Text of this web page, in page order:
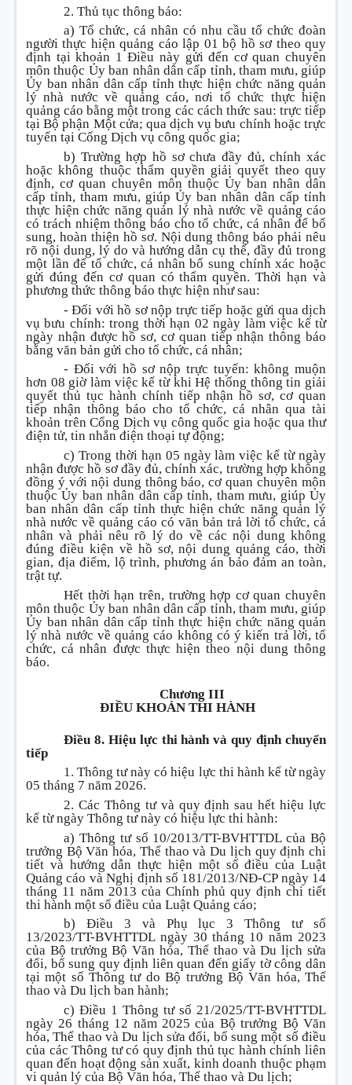
2. Thủ tục thông báo:
a) Tổ chức, cá nhân có nhu cầu tổ chức đoàn
người thực hiện quảng cáo lập 01 bộ hồ sơ theo quy
định tại khoản 1 Điều này gửi đến cơ quan chuyên
môn thuộc Ủy ban nhân dân cấp tỉnh, tham mưu, giúp
Ủy ban nhân dân cấp tỉnh thực hiện chức năng quản
lý nhà nước về quảng cáo, nơi tổ chức thực hiện
quảng cáo bằng một trong các cách thức sau: trực tiếp
tại Bộ phận Một cửa; qua dịch vụ bưu chính hoặc trực
tuyến tại Cổng Dịch vụ công quốc gia;
b) Trường hợp hồ sơ chưa đầy đủ, chính xác
hoặc không thuộc thẩm quyền giải quyết theo quy
định, cơ quan chuyên môn thuộc Ủy ban nhân dân
cấp tỉnh, tham mưu, giúp Ủy ban nhân dân cấp tỉnh
thực hiện chức năng quản lý nhà nước về quảng cáo
có trách nhiệm thông báo cho tổ chức, cá nhân để bổ
sung, hoàn thiện hồ sơ. Nội dung thông báo phải nêu
rõ nội dung, lý do và hướng dẫn cụ thể, đầy đủ trong
một lần để tổ chức, cá nhân bổ sung chính xác hoặc
gửi đúng đến cơ quan có thẩm quyền. Thời hạn và
phương thức thông báo thực hiện như sau:
- Đối với hồ sơ nộp trực tiếp hoặc gửi qua dịch
vụ bưu chính: trong thời hạn 02 ngày làm việc kể từ
ngày nhận được hồ sơ, cơ quan tiếp nhận thông báo
bằng văn bản gửi cho tổ chức, cá nhân;
- Đối với hồ sơ nộp trực tuyến: không muộn
hơn 08 giờ làm việc kể từ khi Hệ thống thông tin giải
quyết thủ tục hành chính tiếp nhận hồ sơ, cơ quan
tiếp nhận thông báo cho tổ chức, cá nhân qua tài
khoản trên Cổng Dịch vụ công quốc gia hoặc qua thư
điện tử, tin nhắn điện thoại tự động;
c) Trong thời hạn 05 ngày làm việc kể từ ngày
nhận được hồ sơ đầy đủ, chính xác, trường hợp không
đồng ý với nội dung thông báo, cơ quan chuyên môn
thuộc Ủy ban nhân dân cấp tỉnh, tham mưu, giúp Ủy
ban nhân dân cấp tỉnh thực hiện chức năng quản lý
nhà nước về quảng cáo có văn bản trả lời tổ chức, cá
nhân và phải nêu rõ lý do về các nội dung không
đúng điều kiện về hồ sơ, nội dung quảng cáo, thời
gian, địa điểm, lộ trình, phương án bảo đảm an toàn,
trật tự.
Hết thời hạn trên, trường hợp cơ quan chuyên
môn thuộc Ủy ban nhân dân cấp tỉnh, tham mưu, giúp
Ủy ban nhân dân cấp tỉnh thực hiện chức năng quản
lý nhà nước về quảng cáo không có ý kiến trả lời, tổ
chức, cá nhân được thực hiện theo nội dung thông
báo.
Chương III
ĐIỀU KHOẢN THI HÀNH
Điều 8. Hiệu lực thi hành và quy định chuyển
tiếp
1. Thông tư này có hiệu lực thi hành kể từ ngày
05 tháng 7 năm 2026.
2. Các Thông tư và quy định sau hết hiệu lực
kể từ ngày Thông tư này có hiệu lực thi hành:
a) Thông tư số 10/2013/TT-BVHTTDL của Bộ
trưởng Bộ Văn hóa, Thể thao và Du lịch quy định chi
tiết và hướng dẫn thực hiện một số điều của Luật
Quảng cáo và Nghị định số 181/2013/NĐ-CP ngày 14
tháng 11 năm 2013 của Chính phủ quy định chi tiết
thi hành một số điều của Luật Quảng cáo;
b) Điều 3 và Phụ lục 3 Thông tư số
13/2023/TT-BVHTTDL ngày 30 tháng 10 năm 2023
của Bộ trưởng Bộ Văn hóa, Thể thao và Du lịch sửa
đổi, bổ sung quy định liên quan đến giấy tờ công dân
tại một số Thông tư do Bộ trưởng Bộ Văn hóa, Thể
thao và Du lịch ban hành;
c) Điều 1 Thông tư số 21/2025/TT-BVHTTDL
ngày 26 tháng 12 năm 2025 của Bộ trưởng Bộ Văn
hóa, Thể thao và Du lịch sửa đổi, bổ sung một số điều
của các Thông tư có quy định thủ tục hành chính liên
quan đến hoạt động sản xuất, kinh doanh thuộc phạm
vi quản lý của Bộ Văn hóa, Thể thao và Du lịch;